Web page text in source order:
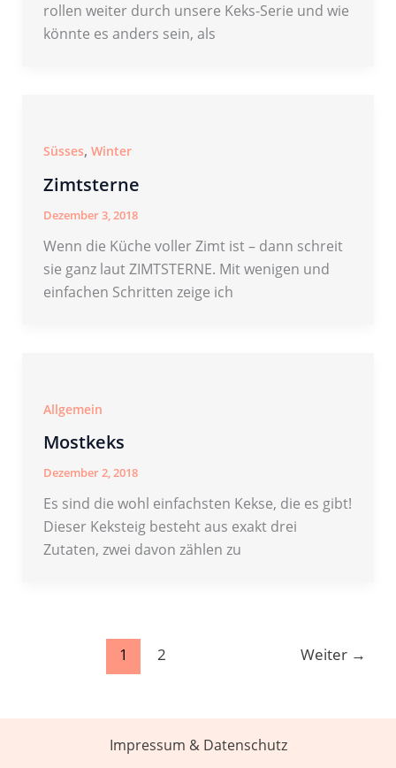
rollen weiter durch unsere Keks-Serie und wie
könnte es anders sein, als
Süsses, Winter
Zimtsterne
Dezember 3, 2018
Wenn die Küche voller Zimt ist – dann schreit
sie ganz laut ZIMTSTERNE. Mit wenigen und
einfachen Schritten zeige ich
Allgemein
Mostkeks
Dezember 2, 2018
Es sind die wohl einfachsten Kekse, die es gibt!
Dieser Keksteig besteht aus exakt drei
Zutaten, zwei davon zählen zu
1 2 Weiter →
Impressum & Datenschutz